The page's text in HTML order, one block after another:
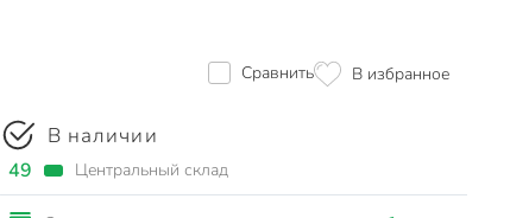
Сравнить В избранное
В наличии
49 Центральный склад